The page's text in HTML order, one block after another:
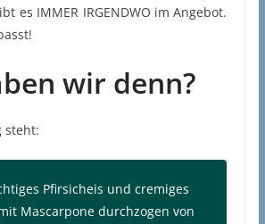
es IMMER IRGENDWO im Angebot.
wir denn?
steht:
Pfirsicheis und cremiges
Mascarpone durchzogen von